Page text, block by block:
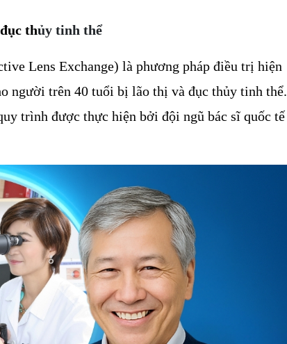
thủy tinh thể
Lens Exchange) là phương pháp điều trị hiện
người trên 40 tuổi bị lão thị và đục thủy tinh thể.
trình được thực hiện bởi đội ngũ bác sĩ quốc tế